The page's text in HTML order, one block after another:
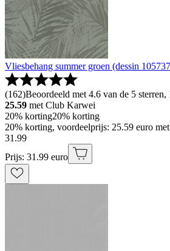
Vliesbehang summer groen (dessin
(162)Beoordeeld met 4.6 van de 5
25.59 met Club Karwei
20% korting20% korting
20% korting, voordeelprijs: 25.59 euro
31 .99
Prijs: 31.99 euro